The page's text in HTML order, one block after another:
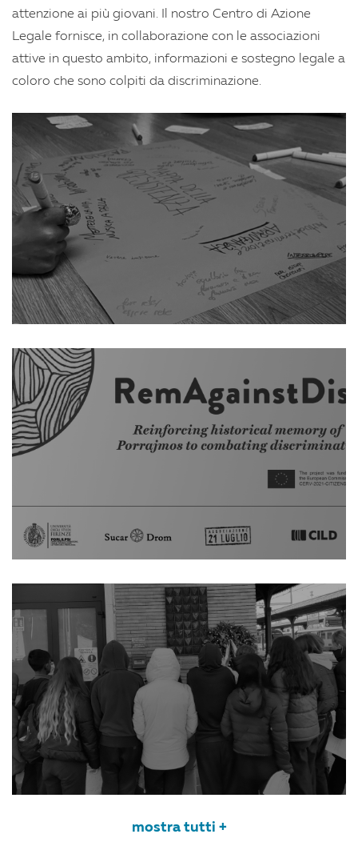
attenzione ai più giovani. Il nostro Centro di Azione
Legale fornisce, in collaborazione con le associazioni
attive in questo ambito, informazioni e sostegno legale a
coloro che sono colpiti da discriminazione.
mostra tutti +